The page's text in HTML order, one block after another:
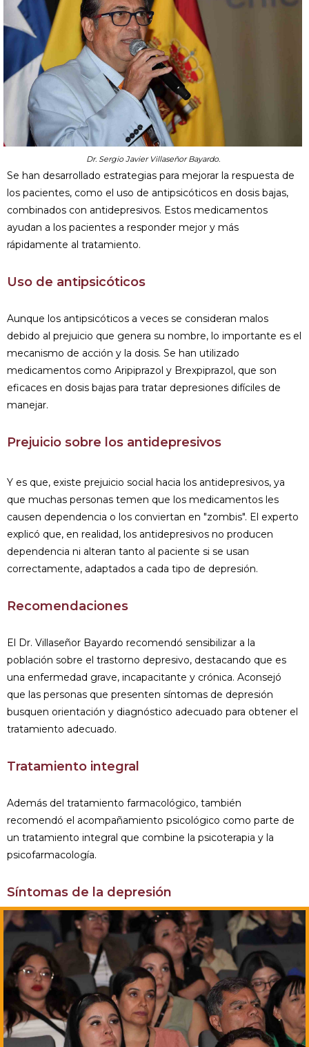
Dr. Sergio Javier Villaseñor Bayardo.
Se han desarrollado estrategias para mejorar la respuesta de
los pacientes, como el uso de antipsicóticos en dosis bajas,
combinados con antidepresivos. Estos medicamentos
ayudan a los pacientes a responder mejor y más
rápidamente al tratamiento.
Uso de antipsicóticos
Aunque los antipsicóticos a veces se consideran malos
debido al prejuicio que genera su nombre, lo importante es el
mecanismo de acción y la dosis. Se han utilizado
medicamentos como Aripiprazol y Brexpiprazol, que son
eficaces en dosis bajas para tratar depresiones difíciles de
manejar.
Prejuicio sobre los antidepresivos
Y es que, existe prejuicio social hacia los antidepresivos, ya
que muchas personas temen que los medicamentos les
causen dependencia o los conviertan en "zombis". El experto
explicó que, en realidad, los antidepresivos no producen
dependencia ni alteran tanto al paciente si se usan
correctamente, adaptados a cada tipo de depresión.
Recomendaciones
El Dr. Villaseñor Bayardo recomendó sensibilizar a la
población sobre el trastorno depresivo, destacando que es
una enfermedad grave, incapacitante y crónica. Aconsejó
que las personas que presenten síntomas de depresión
busquen orientación y diagnóstico adecuado para obtener el
tratamiento adecuado.
Tratamiento integral
Además del tratamiento farmacológico, también
recomendó el acompañamiento psicológico como parte de
un tratamiento integral que combine la psicoterapia y la
psicofarmacología.
Síntomas de la depresión